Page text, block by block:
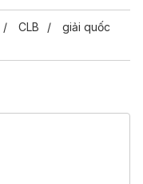
CLB
giải quốc